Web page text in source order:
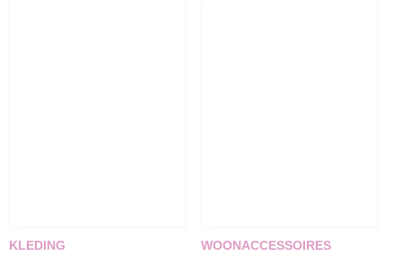
KLEDING WOONACCESSOIRES